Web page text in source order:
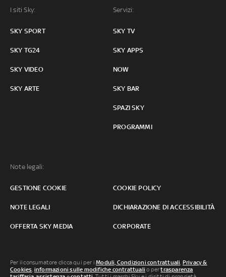
I siti Sky:
SKY SPORT
SKY TG24
SKY VIDEO
SKY ARTE
Servizi:
SKY TV
SKY APPS
NOW
SKY BAR
SPAZI SKY
PROGRAMMI
Note legali:
GESTIONE COOKIE COOKIE POLICY
NOTE LEGALI DICHIARAZIONE DI ACCESSIBILITÀ
OFFERTA SKY MEDIA CORPORATE
Per il consumatore clicca qui per iModuli, Condizioni contrattuali Privacy &
Cookies informazioni sulle modifiche contrattuali o pertrasparenza